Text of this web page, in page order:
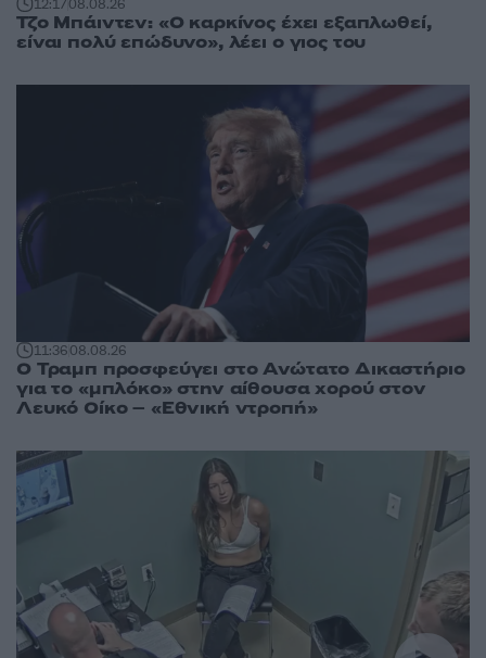
12:1708.08.26
Τζο Μπάιντεν: «Ο καρκίνος έχει εξαπλωθεί,
είναι πολύ επώδυνο», λέει ο γιος του
11:3608.08.26
Ο Τραμπ προσφεύγει στο Ανώτατο Δικαστήριο
για το «μπλόκο» στην αίθουσα χορού στον
Λευκό Οίκο – «Εθνική ντροπή»